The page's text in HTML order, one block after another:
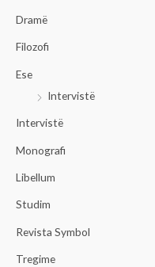
Dramë
Filozofi
Ese
Intervistë
Intervistë
Monografi
Libellum
Studim
Revista Symbol
Tregime